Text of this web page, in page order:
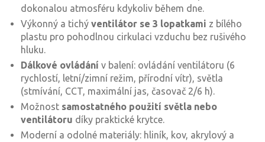
dokonalou atmosféru kdykoliv během dne.
Výkonný a tichý ventilátor se 3 lopatkami z bílého
plastu pro pohodlnou cirkulaci vzduchu bez rušivého
hluku.
Dálkové ovládání v balení: ovládání ventilátoru (6
rychlostí, letní/zimní režim, přírodní vítr), světla
(stmívání, CCT, maximální jas, časovač 2/6 h).
Možnost samostatného použití světla nebo
ventilátoru díky praktické krytce.
Moderní a odolné materiály: hliník, kov, akrylový a